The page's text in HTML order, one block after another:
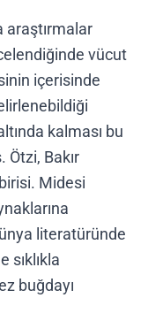
araştırmalar
vücut
içerisinde
kalması bu
Ötzi, Bakır
Midesi
literatüründe
sıklıkla
buğdayı